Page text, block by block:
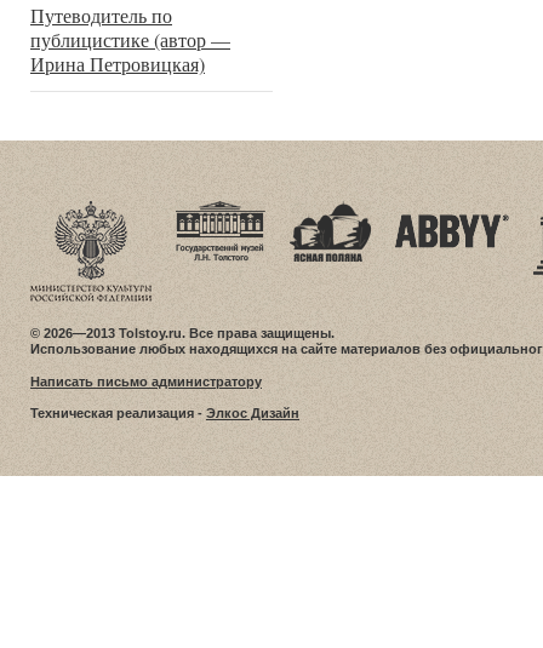
Путеводитель по
публицистике (автор —
Ирина Петровицкая)
© 2026—2013 Tolstoy.ru. Все права защищены.
Использование любых находящихся на сайте материалов без
Написать письмо администратору
Техническая реализация - Элкос Дизайн